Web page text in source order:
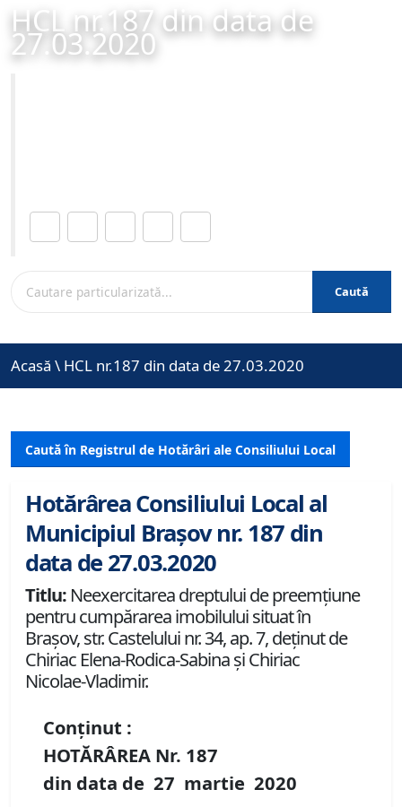
HCL nr.187 din data de
27.03.2020
Caută
Acasă \ HCL nr.187 din data de 27.03.2020
Caută în Registrul de Hotărâri ale Consiliului Local
Hotărârea Consiliului Local al
Municipiul Brașov nr. 187 din
data de 27.03.2020
Titlu: Neexercitarea dreptului de preemţiune
pentru cumpărarea imobilului situat în
Braşov, str. Castelului nr. 34, ap. 7, deţinut de
Chiriac Elena-Rodica-Sabina şi Chiriac
Nicolae-Vladimir.
Conținut :
HOTĂRÂREA Nr. 187
din data de 27 martie 2020